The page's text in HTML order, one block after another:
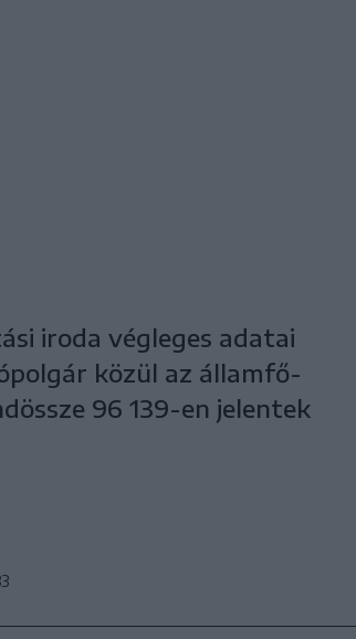
iroda végleges adatai
közül az államfő-
96 139-en jelentek